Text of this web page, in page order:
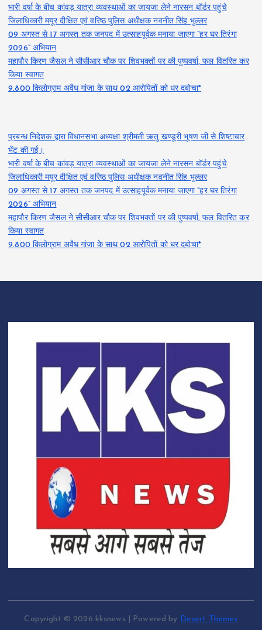
भारी वर्षा के बीच कांवड़ यात्रा व्यवस्थाओं का जायजा लेने नारसन बॉर्डर पहुंचे
जिलाधिकारी मयूर दीक्षित एवं वरिष्ठ पुलिस अधीक्षक नवनीत सिंह भुल्लर
09 अगस्त से 17 अगस्त तक जनपद में उत्साहपूर्वक मनाया जाएगा “हर घर तिरंगा
2026” अभियान
महापौर किरण जैसल ने सीसीआर चौक पर शिवभक्तों पर की पुष्पवर्षा, फल वितरित कर
किया स्वागत
9.800 किलोग्राम अवैध गांजा के साथ 02 आरोपितों को धर दबोचा*
प्रबन्ध निदेशक द्वारा विधानसभा अध्यक्षा श्रीमती ऋतु खण्डूरी भूषण जी से शिष्टाचार
भेंट की गई।
भारी वर्षा के बीच कांवड़ यात्रा व्यवस्थाओं का जायजा लेने नारसन बॉर्डर पहुंचे
जिलाधिकारी मयूर दीक्षित एवं वरिष्ठ पुलिस अधीक्षक नवनीत सिंह भुल्लर
09 अगस्त से 17 अगस्त तक जनपद में उत्साहपूर्वक मनाया जाएगा “हर घर तिरंगा
2026” अभियान
महापौर किरण जैसल ने सीसीआर चौक पर शिवभक्तों पर की पुष्पवर्षा, फल वितरित कर
किया स्वागत
9.800 किलोग्राम अवैध गांजा के साथ 02 आरोपितों को धर दबोचा*
Copyright © 2026 kksnews | Powered by Desert Themes